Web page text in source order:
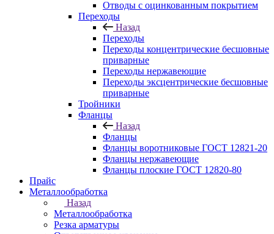
Отводы с оцинкованным покрытием
Переходы
Назад
Переходы
Переходы концентрические бесшовные
приварные
Переходы нержавеющие
Переходы эксцентрические бесшовные
приварные
Тройники
Фланцы
Назад
Фланцы
Фланцы воротниковые ГОСТ 12821-20
Фланцы нержавеющие
Фланцы плоские ГОСТ 12820-80
Прайс
Металлообработка
Назад
Металлообработка
Резка арматуры